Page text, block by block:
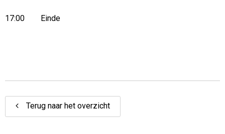
17:00 Einde
Terug naar het overzicht